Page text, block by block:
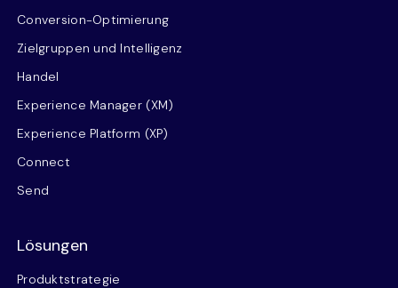
Conversion-Optimierung
Zielgruppen und Intelligenz
Handel
Experience Manager (XM)
Experience Platform (XP)
Connect
Send
Lösungen
Produktstrategie